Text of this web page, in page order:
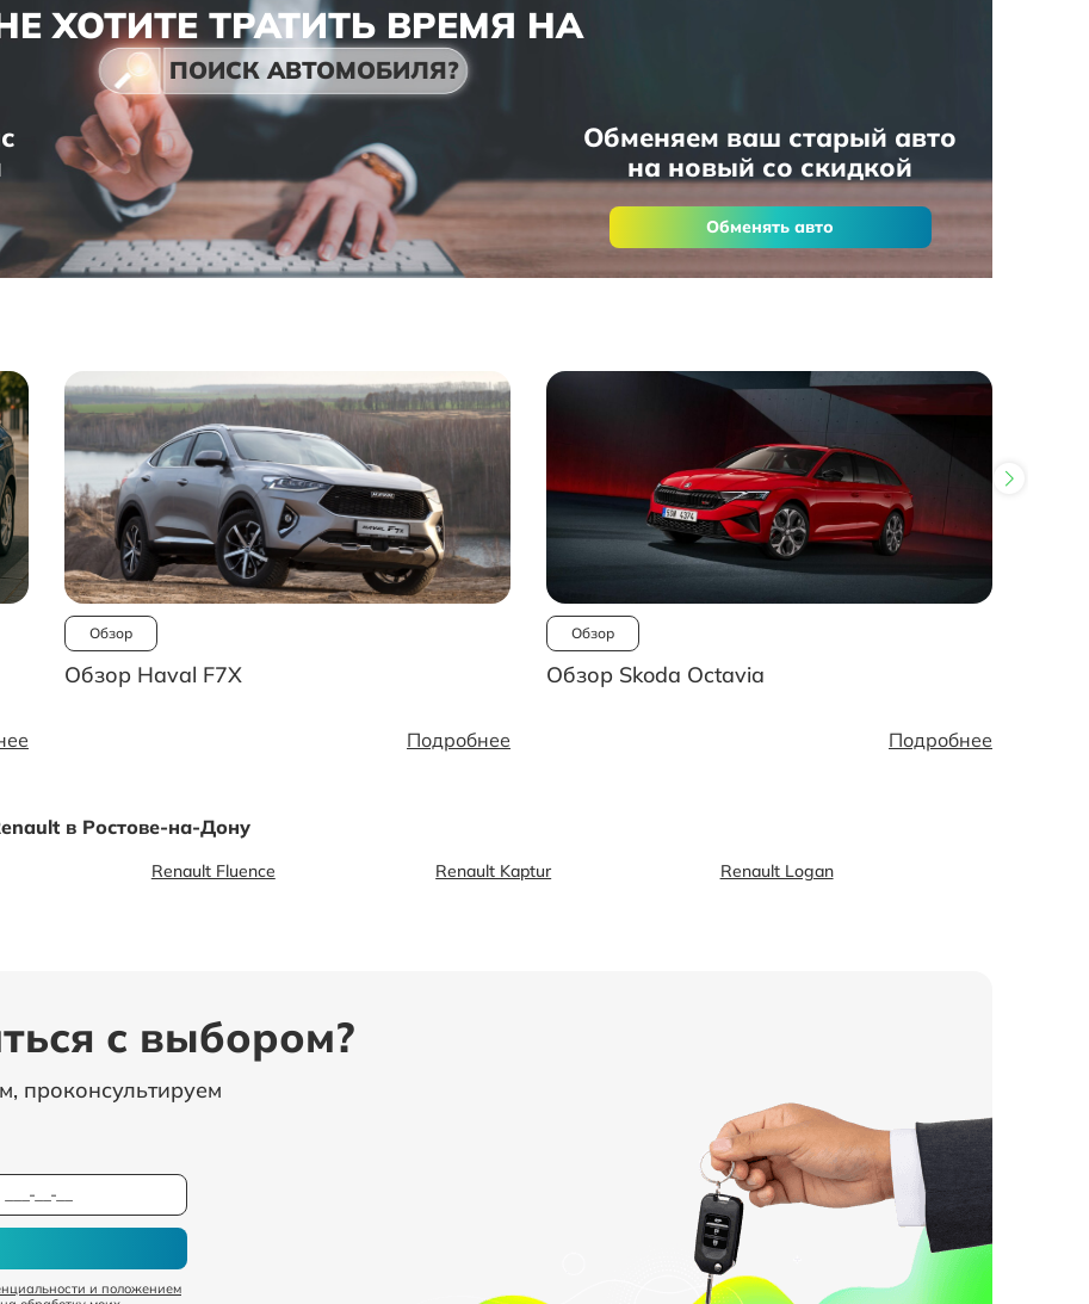
ХОТИТЕ ТРАТИТЬ ВРЕМЯ НА
ПОИСК АВТОМОБИЛЯ?
Обменяем ваш старый авто
на новый со скидкой
Обменять авто
Обзор
Обзор Haval F7X
Подробнее
Обзор
Обзор Skoda Octavia
Подробнее
в Ростове-на-Дону
Renault Fluence Renault Kaptur
Renault Logan
с выбором?
проконсультируем
и положением